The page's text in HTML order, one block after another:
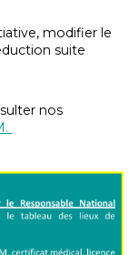
modifier le
suite
nos